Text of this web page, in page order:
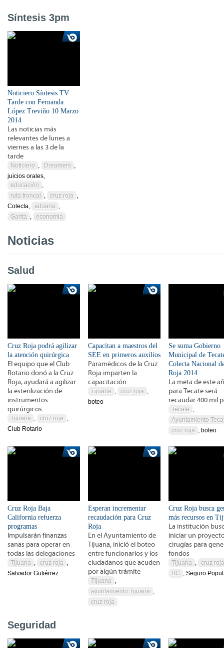
Síntesis 3pm
Noticiero Síntesis TV
Tarde con Fernanda
López Treviño 10 Marzo
2014
Las noticias más
relevantes de lunes a
viernes a las 3 de la
tarde
Noticiero , Dreamers ,
juicios orales,
educación ,
ruta troncal
, cruz roja ,
Colecta,
aduana ,
Garita , economia
Noticias
Salud
Cruz Roja podrá agilizar
la atención quirúrgica
El equipo que el Club
Rotario donó a la Cruz
Roja, ayudará a agilizar
la esterilización de
instrumentos
quirúrgicos
Tijuana , cruz roja ,
Club Rotario
Capacitan a maestros del
SEE en primeros auxilios
Paramédicos de la Cruz
Roja imparten la
capacitación
Tijuana , cruz roja ,
boteo
Se suma Gobierno
Municipal de
Colecta Nacional
Roja 2014
La meta de este
para Tecate será
recaudar 400 mil
Tecate ,
Ayuntamiento
cruz roja , boteo
Cruz Roja Baja
California refuerza
programas
Impulsarán finanzas
sanas para operar en
todas las delegaciones
Tijuana , cruz roja ,
Salvador Gutiérrez
Esperan incrementar
recaudación para Cruz
Roja
En el Ayuntamiento de
Tijuana, inició el boteo
entre funcionarios y los
ciudadanos que acuden
por algún trámite
Tijuana ,
ayuntamiento Tijuana ,
cruz roja
Cruz Roja busca
más recursos en
La institución
iniciar un
cirugías para
fondos
Tijuana ,
cruz roja
BC , Seguro
Seguridad